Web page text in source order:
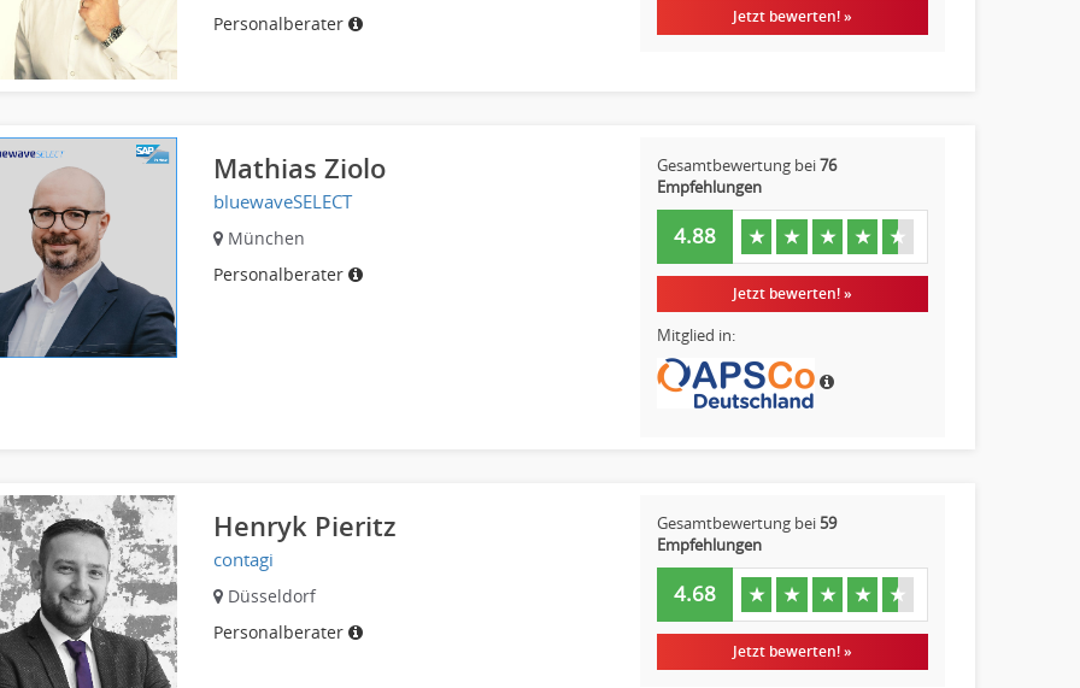
Personalberater
Jetzt bewerten! »
Mathias Ziolo
bluewaveSELECT
München
Personalberater
Gesamtbewertung bei76
Empfehlungen
4.88 ★ ★ ★ ★ ★
Jetzt bewerten! »
Mitglied in:
Henryk Pieritz
contagi
Düsseldorf
Personalberater
Gesamtbewertung bei59
Empfehlungen
4.68 ★ ★ ★ ★ ★
Jetzt bewerten! »